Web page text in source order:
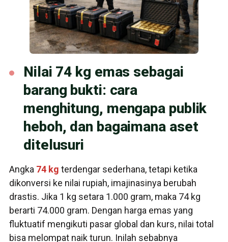
Nilai 74 kg emas sebagai
barang bukti: cara
menghitung, mengapa publik
heboh, dan bagaimana aset
ditelusuri
Angka 74 kg terdengar sederhana, tetapi ketika
dikonversi ke nilai rupiah, imajinasinya berubah
drastis. Jika 1 kg setara 1.000 gram, maka 74 kg
berarti 74.000 gram. Dengan harga emas yang
fluktuatif mengikuti pasar global dan kurs, nilai total
bisa melompat naik turun. Inilah sebabnya